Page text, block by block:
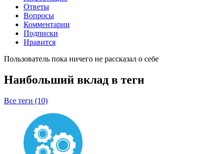
Ответы
Вопросы
Комментарии
Подписки
Нравится
Пользователь пока ничего не рассказал о себе
Наибольший вклад в теги
Все теги (10)